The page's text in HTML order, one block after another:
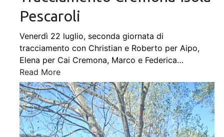
Pescaroli
Venerdì 22 luglio, seconda giornata di
tracciamento con Christian e Roberto per Aipo,
Elena per Cai Cremona, Marco e Federica…
Read More